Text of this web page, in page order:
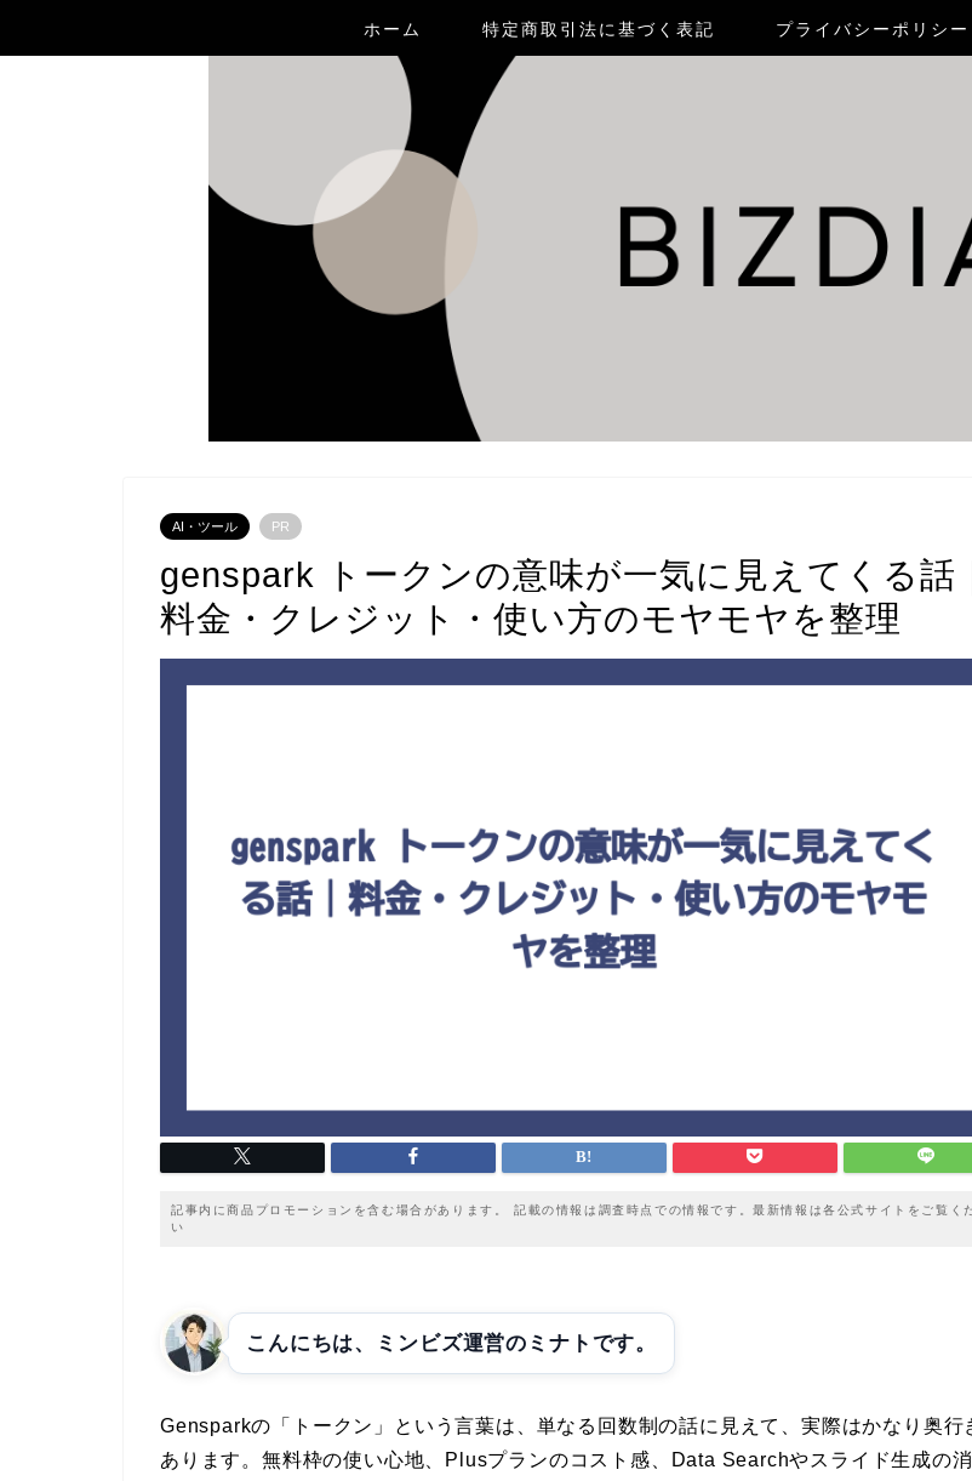
ホーム 特定商取引法に基づく表記 プライバシーポリシー
AI・ツール PR
genspark トークンの意味が一気に見えてくる話
料金・クレジット・使い方のモヤモヤを整理
記事内に商品プロモーションを含む場合があります。 記載の情報は調査時点での情報です。最新情報は各公式サイトをご覧く
い
こんにちは、ミンビズ運営のミナトです。
Gensparkの「トークン」という言葉は、単なる回数制の話に見えて、実際はかなり奥行
あります。無料枠の使い心地、Plusプランのコスト感、Data Searchやスライド生成の